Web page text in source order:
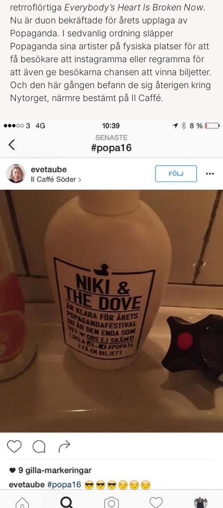
retrroflörtiga Everybody’s Heart Is Broken Now.
Nu är duon bekräftade för årets upplaga av
Popaganda. I sedvanlig ordning släpper
Popaganda sina artister på fysiska platser för att
få besökare att instagramma eller regramma för
att även ge besökarna chansen att vinna biljetter.
Och den här gången befann de sig återigen kring
Nytorget, närmre bestämt på Il Caffé.